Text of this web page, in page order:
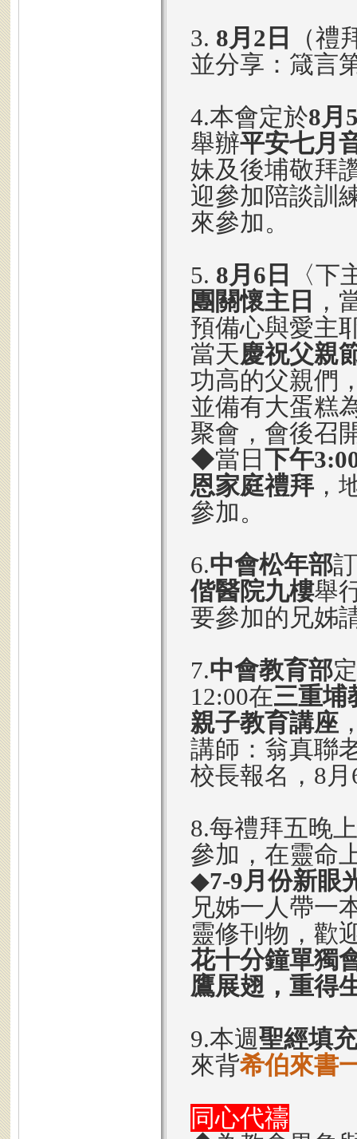
3. 8月2日
（禮
並分享：箴言
4.本會定於8月
舉辦平安七月
妹及後埔敬拜
迎參加陪談訓
來參加。
5. 8月6日
〈下
團關懷主日 ，
預備心與愛主
當天慶祝父親
功高的父親們
並備有大蛋糕
聚會，會後召
◆當日 下午
恩家庭禮拜，
參加。
6.中會松年部
偕醫院九樓舉
要參加的兄姊
7.中會教育部
12:00在三重埔
親子教育講座
講師：翁真聯
校長報名，8
8.每禮拜五晚
參加，在靈命
◆7-9月份新眼
兄姊一人帶一
靈修刊物，歡
花十分鐘單獨
鷹展翅，重得
9.本週聖經填
來背希伯來書
同心代禱